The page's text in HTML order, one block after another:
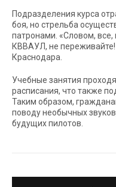
Подразделения курса
боя, но стрельба
патронами. «Словом, все,
КВВАУЛ, не
Краснодара.
Учебные занятия
расписания, что также
Таким образом,
поводу необычных
будущих пилотов.